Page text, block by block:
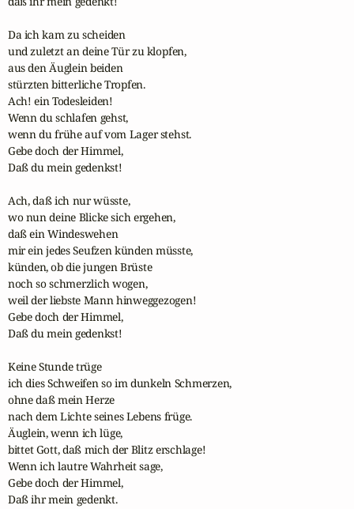
Da ich kam zu scheiden
und zuletzt an deine Tür zu klopfen,
aus den Äuglein beiden
stürzten bitterliche Tropfen.
Ach! ein Todesleiden!
Wenn du schlafen gehst,
wenn du frühe auf vom Lager stehst.
Gebe doch der Himmel,
Daß du mein gedenkst!
Ach, daß ich nur wüsste,
wo nun deine Blicke sich ergehen,
daß ein Windeswehen
mir ein jedes Seufzen künden müsste,
künden, ob die jungen Brüste
noch so schmerzlich wogen,
weil der liebste Mann hinweggezogen!
Gebe doch der Himmel,
Daß du mein gedenkst!
Keine Stunde trüge
ich dies Schweifen so im dunkeln Schmerzen,
ohne daß mein Herze
nach dem Lichte seines Lebens früge.
Äuglein, wenn ich lüge,
bittet Gott, daß mich der Blitz erschlage!
Wenn ich lautre Wahrheit sage,
Gebe doch der Himmel,
Daß ihr mein gedenkt.